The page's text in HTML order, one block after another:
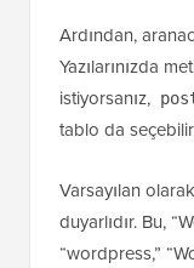
Ardından,
Yazılarınızda
istiyorsanız,
tablo da
Varsayılan
duyarlıdır. Bu,
“wordpress,”